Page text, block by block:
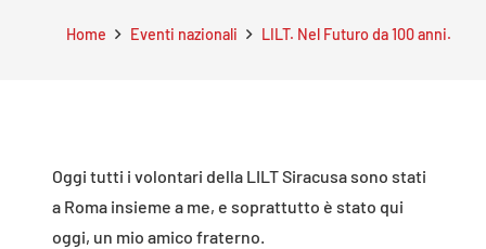
Home Eventi nazionali LILT. Nel Futuro da 100 anni.
Oggi tutti i volontari della LILT Siracusa sono stati
a Roma insieme a me, e soprattutto è stato qui
oggi, un mio amico fraterno.